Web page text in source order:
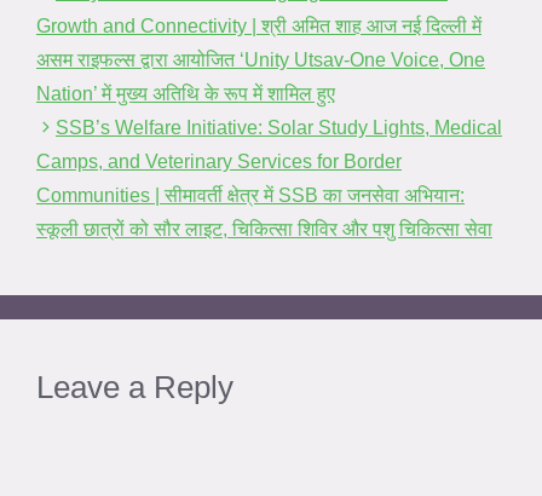
Growth and Connectivity | श्री अमित शाह आज नई दिल्ली में
असम राइफल्स द्वारा आयोजित ‘Unity Utsav-One Voice, One
Nation’ में मुख्य अतिथि के रूप में शामिल हुए
SSB’s Welfare Initiative: Solar Study Lights, Medical
Camps, and Veterinary Services for Border
Communities | सीमावर्ती क्षेत्र में SSB का जनसेवा अभियान:
स्कूली छात्रों को सौर लाइट, चिकित्सा शिविर और पशु चिकित्सा सेवा
Leave a Reply